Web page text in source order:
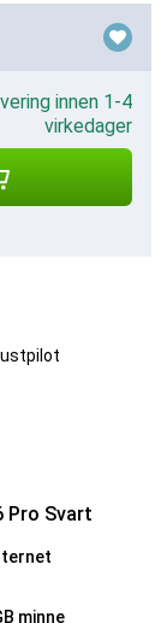
innen 1-4
virkedager
Pro Svart
minne